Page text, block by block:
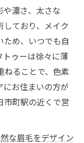
や濃さ、太さな
しており、メイク
ため、いつでも自
ゥーは徐々に薄
ねることで、色素
お住まいの方が
市町駅の近くで営
な眉毛をデザイン